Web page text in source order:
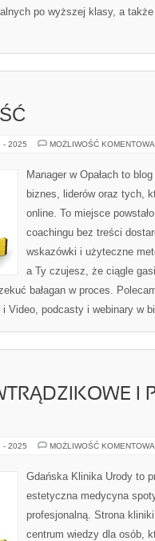
po wyższej klasy, a
- 2025 MOŻLIWOŚĆ
Manager w Opałach to
biznes, liderów oraz tych,
online. To miejsce
coachingu bez treści
wskazówki i użyteczne
a Ty czujesz, że ciągle
bałagan w proces.
i Video, podcasty i webinary w
I
- 2025 MOŻLIWOŚĆ
Gdańska Klinika Urody to
estetyczna medycyna
profesjonalną. Strona
centrum wiedzy dla osób,